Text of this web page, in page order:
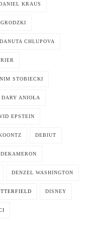
KRAUS
DANUTA CHLUPOVA
STOBIECKI
DARY ANIOŁA
EPSTEIN
DEBIUT
DEKAMERON
DENZEL WASHINGTON
DISNEY